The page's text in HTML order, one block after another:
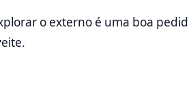
o externo é uma boa